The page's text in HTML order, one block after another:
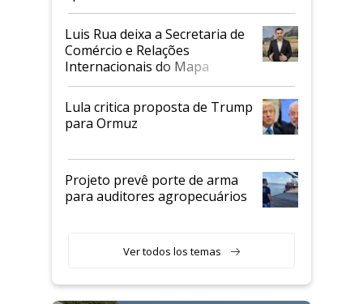
Luis Rua deixa a Secretaria de
Comércio e Relações
Internacionais do Mapa
Lula critica proposta de Trump
para Ormuz
Projeto prevê porte de arma
para auditores agropecuários
Ver todos los temas